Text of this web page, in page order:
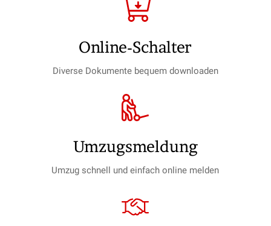
Online-Schalter
Diverse Dokumente bequem downloaden
Umzugs­meldung
Umzug schnell und einfach online melden